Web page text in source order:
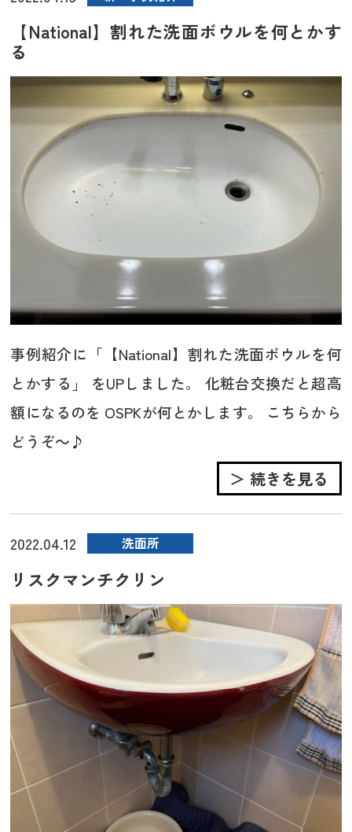
【National】割れた洗面ボウルを何とかす
る
事例紹介に「【National】割れた洗面ボウルを何
とかする」 をUPしました。 化粧台交換だと超高
額になるのを OSPKが何とかします。 こちらから
どうぞ～♪
＞ 続きを見る
2022.04.12 洗面所
リスクマンチクリン